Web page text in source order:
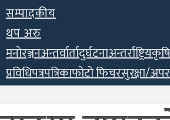
सम्पादकीय
थप अरु
मनोरञ्जनअन्तर्वार्तादुर्घटनाअन्तर्राष्ट्रियकृषि
प्रविधिपत्रपत्रिकाफोटो फिचरसुरक्षा/